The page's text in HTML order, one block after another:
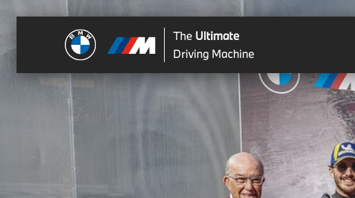
The Ultimate
Driving Machine